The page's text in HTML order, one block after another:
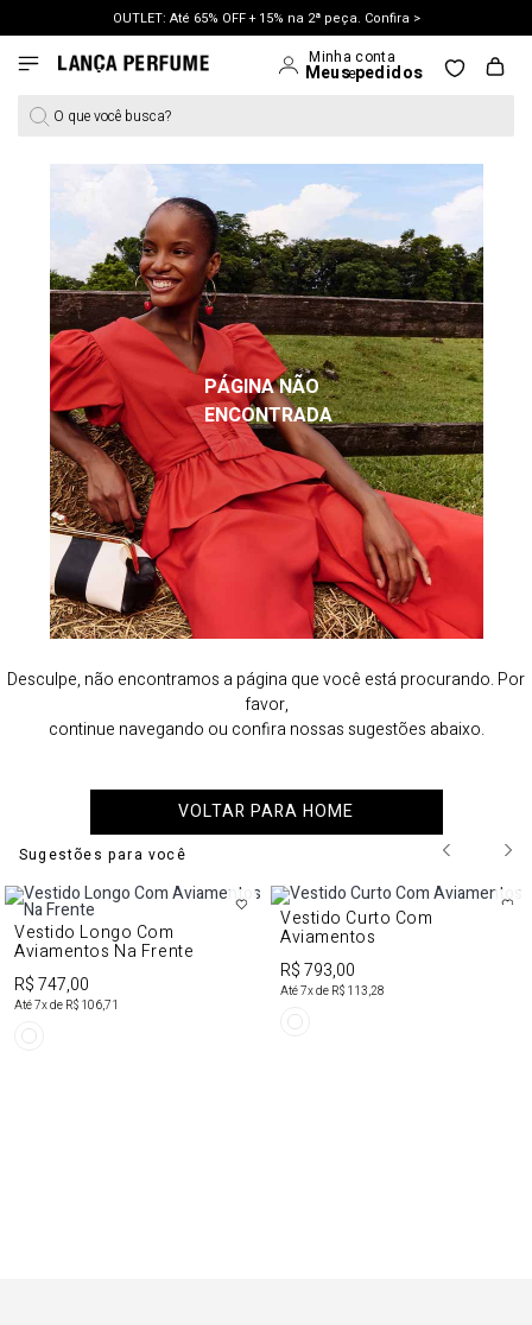
OUTLET: Até 65% OFF + 15% na 2ª peça. Confira >
LANÇAMENTO PRIMAVERA 27. Clique e aproveite.
O que você busca?
PÁGINA NÃO
ENCONTRADA
Desculpe, não encontramos a página que você está procurando. Por
favor,
continue navegando ou confira nossas sugestões abaixo.
VOLTAR PARA HOME
Sugestões para você
Vestido Longo Com
Aviamentos Na Frente
R$ 747,00
Até7x de R$ 106,71
Vestido Curto Com
Aviamentos
R$ 793,00
Até7x de R$ 113,28